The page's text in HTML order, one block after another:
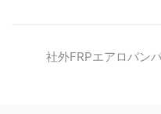
社外FRPエアロバン